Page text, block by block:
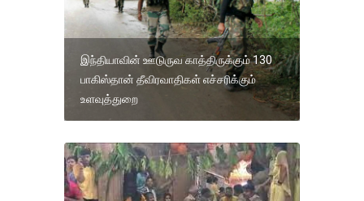
இந்தியாவின் ஊடுருவ காத்திருக்கும் 130
பாகிஸ்தான் தீவிரவாதிகள் எச்சரிக்கும்
உளவுத்துறை